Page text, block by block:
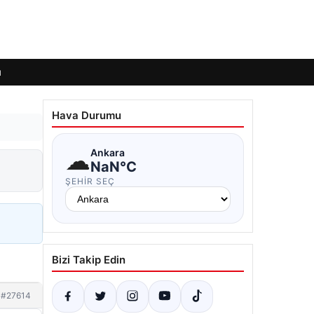
#27614
Hava Durumu
☁Ankara
NaN°C
ŞEHIR SEÇ
Bizi Takip Edin